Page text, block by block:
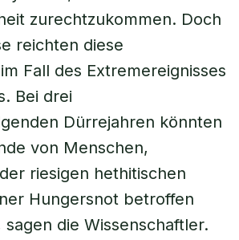
zurechtzukommen. Doch
reichten diese
Fall des Extremereignisses
Bei drei
Dürrejahren könnten
von Menschen,
riesigen hethitischen
Hungersnot betroffen
sagen die Wissenschaftler.